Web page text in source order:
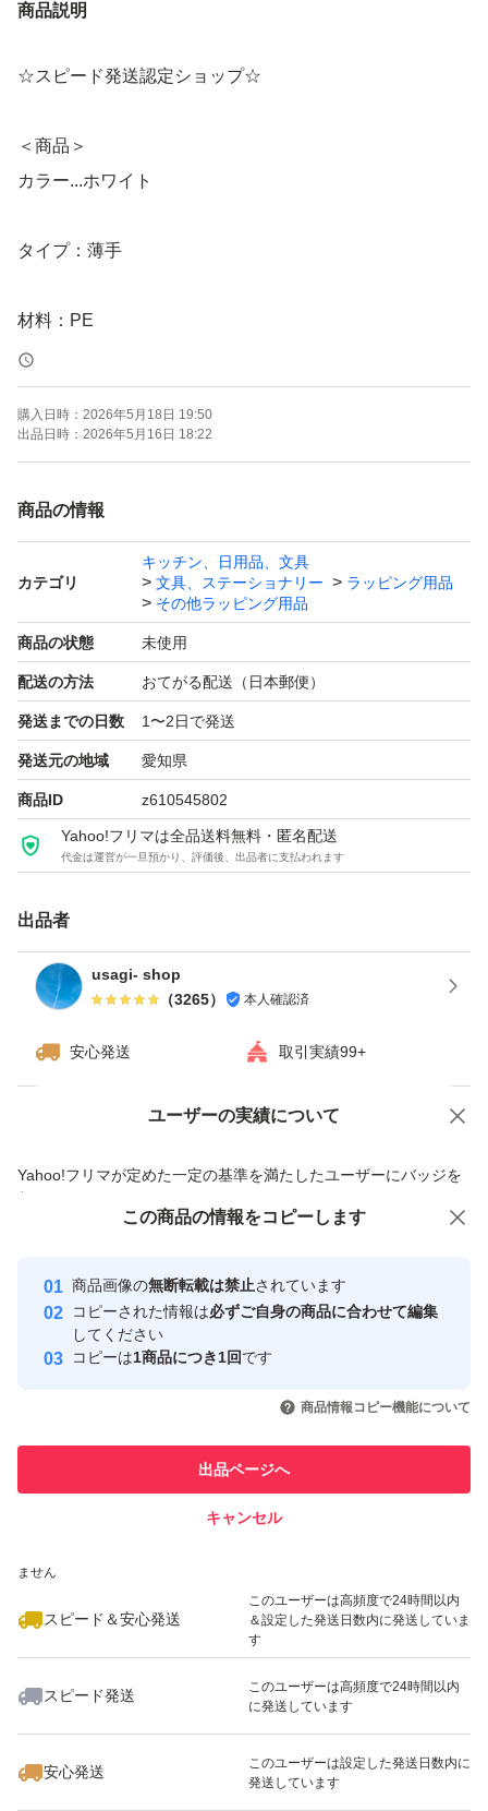
商品説明
☆スピード発送認定ショップ☆
＜商品＞
カラー...ホワイト
タイプ：薄手
材料：PE
☆サイズ☆
W250mm×H300mm+50mm
＊＋50mmは図２を参考してください。
100枚ー820円
(出品値段は間違えたことがあるので、いつもの値段と間
違えたりすることを気づいたらコメントに知らせてくださ
い。販売値段を間違えると違う商品を届く可能性がありま
す。その場合はキャンセルや返品ができないので、ご了承
下さい。)
＜特徴・性能＞
・ワンタッチテープ付で簡単梱包！
粘着力が強く、配送中に外れる心配なし♪
・薄手・軽量ですが、破れにくく丈夫！
・内側は黒のフィルムなので中が透けて見えることなくプ
・水に強いビニール素材なので雨や雪の日でも安心♪
＜多用途＞
宅配便の袋は様々な用途があります。
書類 ・DVD・文庫本・文具・洋服など物を入れて発送し
クロネコ・DM便・ネコポス ・ゆうパケット・クリックポ
＜注意＞
＊折り曲げ発送、畳みじわあり。
＊顔に近づくと匂いがしますが、刺激的な匂いではありま
購入日時： 2026年5月18日 19:50
出品日時： 2026年5月16日 18:22
商品の情報
カテゴリ
キッチン、日用品、文具
文具、ステーショナリー
ラッピング用品
その他ラッピング用品
商品の状態 未使用
配送の方法 おてがる配送（日本郵便）
発送までの日数 1〜2日で発送
発送元の地域 愛知県
商品ID z610545802
Yahoo!フリマは全品送料無料・匿名配送
代金は運営が一旦預かり、評価後、出品者に支払われます
出品者
usagi- shop
（3265） 本人確認済
安心発送 取引実績99+
ユーザーの実績について
Yahoo!フリマが定めた一定の基準を満たしたユーザーにバッジを
付与しています
安心取引出品者
心・安全なユーザーです
取引実績
引を完了させた実績があります
での取引実績があります
ません
スピード＆安心発送
このユーザーは高頻度で24時間以内
＆設定した発送日数内に発送していま
す
スピード発送
このユーザーは高頻度で24時間以内
に発送しています
安心発送
このユーザーは設定した発送日数内に
発送しています
価格の相談 商品への質問
この商品の情報をコピーします
商品画像の無断転載は禁止されています
コピーされた情報は必ずご自身の商品に合わせて編集
してください
コピーは1商品につき1回です
商品情報コピー機能について
出品ページへ
キャンセル
この商品をみている人にオススメ
いいね！
910